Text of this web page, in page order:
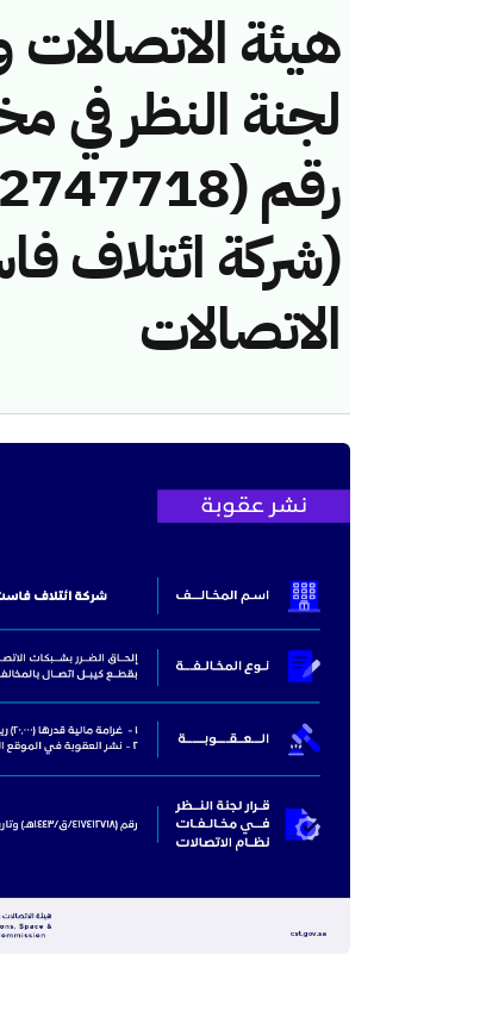
هيئة الاتصالات
لجنة النظر في
(شركة ائتلاف
الاتصالات